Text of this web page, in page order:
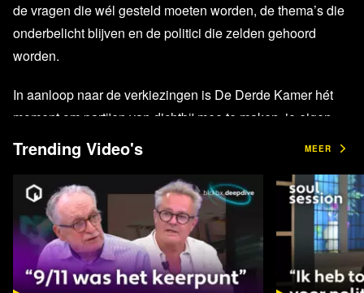
de vragen die wél gesteld moeten worden, de thema’s die
onderbelicht blijven en de politici die zelden gehoord
worden.
In aanloop naar de verkiezingen is De Derde Kamer hét
moment om partijen van dichtbij mee te maken, je eigen
vragen te stellen en mee te bouwen aan een opener
maatschappelijk gesprek. Een middag vol debatten,
politieke speeddates, scherpe analyses, inspirerende
sprekers en ontmoetingen, afgesloten met een
netwerkborrel.
Mis het niet!
Trending Video's MEER